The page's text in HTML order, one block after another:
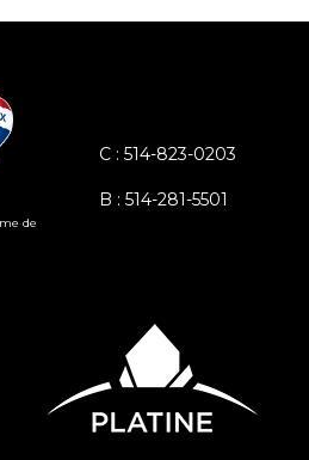
de
C : 514-823-0203
B : 514-281-5501